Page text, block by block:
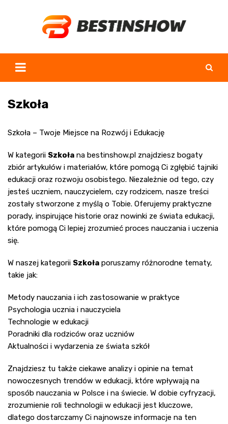
Szkoła
Szkoła – Twoje Miejsce na Rozwój i Edukację
W kategorii Szkoła na bestinshow.pl znajdziesz bogaty
zbiór artykułów i materiałów, które pomogą Ci zgłębić tajniki
edukacji oraz rozwoju osobistego. Niezależnie od tego, czy
jesteś uczniem, nauczycielem, czy rodzicem, nasze treści
zostały stworzone z myślą o Tobie. Oferujemy praktyczne
porady, inspirujące historie oraz nowinki ze świata edukacji,
które pomogą Ci lepiej zrozumieć proces nauczania i uczenia
się.
W naszej kategorii Szkoła poruszamy różnorodne tematy,
takie jak:
Metody nauczania i ich zastosowanie w praktyce
Psychologia ucznia i nauczyciela
Technologie w edukacji
Poradniki dla rodziców oraz uczniów
Aktualności i wydarzenia ze świata szkół
Znajdziesz tu także ciekawe analizy i opinie na temat
nowoczesnych trendów w edukacji, które wpływają na
sposób nauczania w Polsce i na świecie. W dobie cyfryzacji,
zrozumienie roli technologii w edukacji jest kluczowe,
dlatego dostarczamy Ci najnowsze informacje na ten